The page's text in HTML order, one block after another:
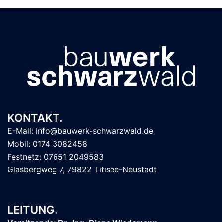
KONTAKT.
E-Mail: info@bauwerk-schwarzwald.de
Mobil: 0174 3082458
Festnetz: 07651 2049583
Glasbergweg 7, 79822 Titisee-Neustadt
LEITUNG.